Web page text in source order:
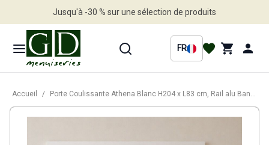
Jusqu'à -30 % sur une sélection de produits
FR
Accueil / Porte Coulissante Athena Blanc H204 x L83 cm, Rail alu Bandeau Blanc, Coquilles